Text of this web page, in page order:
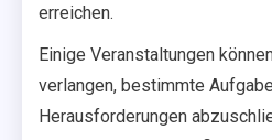
erreichen.
Einige Veranstaltungen
verlangen, bestimmte
Herausforderungen